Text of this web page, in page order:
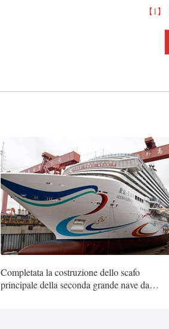
【1】
Completata la costruzione dello scafo
principale della seconda grande nave da